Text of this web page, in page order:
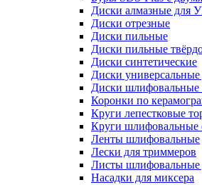
Диски алмазные
Диски отрезные
Диски пильные
Диски пильные
Диски синтетические
Диски
Диски
Коронки по
Круги лепестковые
Круги шлифовальные
Ленты шлифовальные
Лески для триммеров
Листы
Насадки для миксера